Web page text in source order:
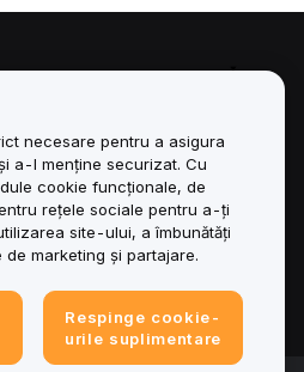
necesare pentru a asigura
a-l menține securizat. Cu
cookie funcționale, de
rețele sociale pentru a-ți
site-ului, a îmbunătăți
marketing și partajare.
Respinge cookie-
urile suplimentare